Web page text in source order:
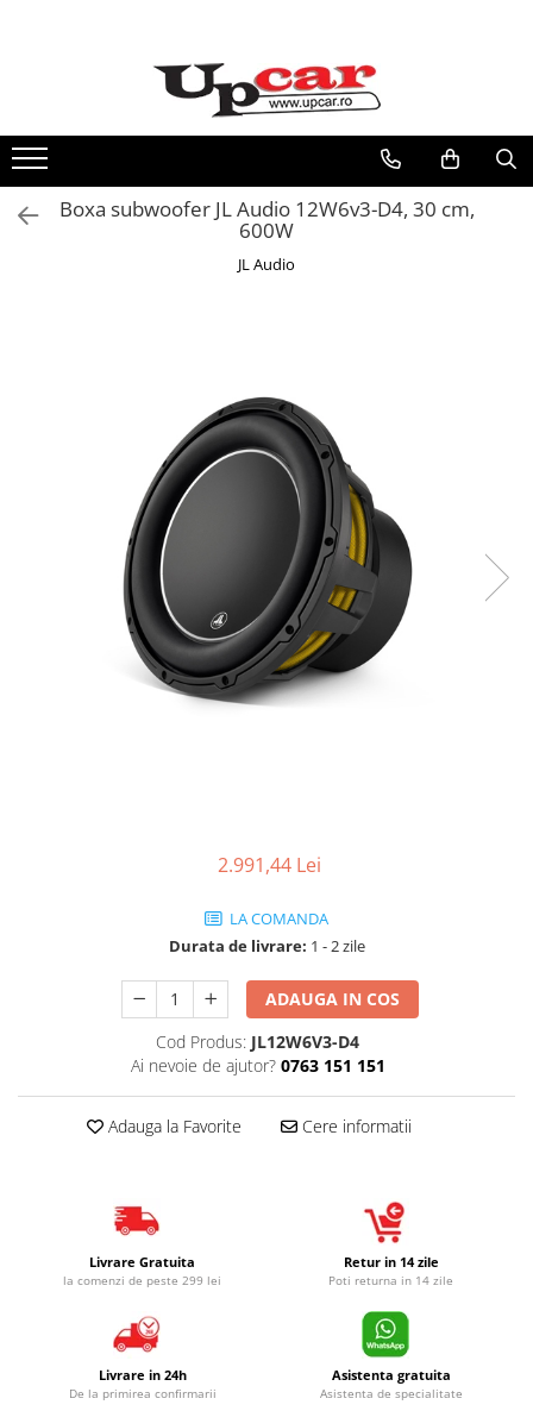
Toate Produsele
Tricicluri Electrice
ATV-uri Electrice
Trotinete Electrice
Electrocasnice Mici
Boxa subwoofer JL Audio 12W6v3-D4, 30 cm,
600W
JL Audio
2.991,44 Lei
LA COMANDA
Durata de livrare: 1 - 2 zile
ADAUGA IN COS
Cod Produs: JL12W6V3-D4
Ai nevoie de ajutor? 0763 151 151
Adauga la Favorite Cere informatii
Livrare Gratuita
la comenzi de peste 299 lei
Retur in 14 zile
Poti returna in 14 zile
Livrare in 24h
De la primirea confirmarii
Asistenta gratuita
Asistenta de specialitate